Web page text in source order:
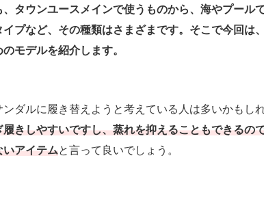
エレクトロニクス専門サイト 電子設計の基
、タウンユースメインで使うものから、海やプール
プなど、その種類はさまざまです。そこで今回は
モデルを紹介します。
ダルに履き替えようと考えている人は多いかもし
きしやすいですし、蒸れを抑えることもできるの
いアイテムと言って良いでしょう。